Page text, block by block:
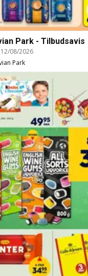
Park - Tilbudsavis
12/08/2026
Park